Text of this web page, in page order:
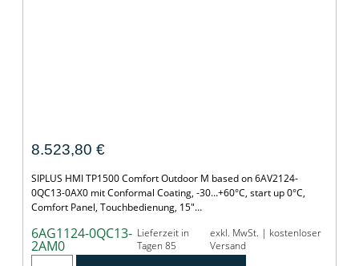
8.523,80 €
SIPLUS HMI TP1500 Comfort Outdoor M based on 6AV2124-
0QC13-0AX0 mit Conformal Coating, -30…+60°C, start up 0°C,
Comfort Panel, Touchbedienung, 15"…
6AG1124-0QC13-
2AM0
Lieferzeit in
Tagen 85
exkl. MwSt. | kostenloser
Versand